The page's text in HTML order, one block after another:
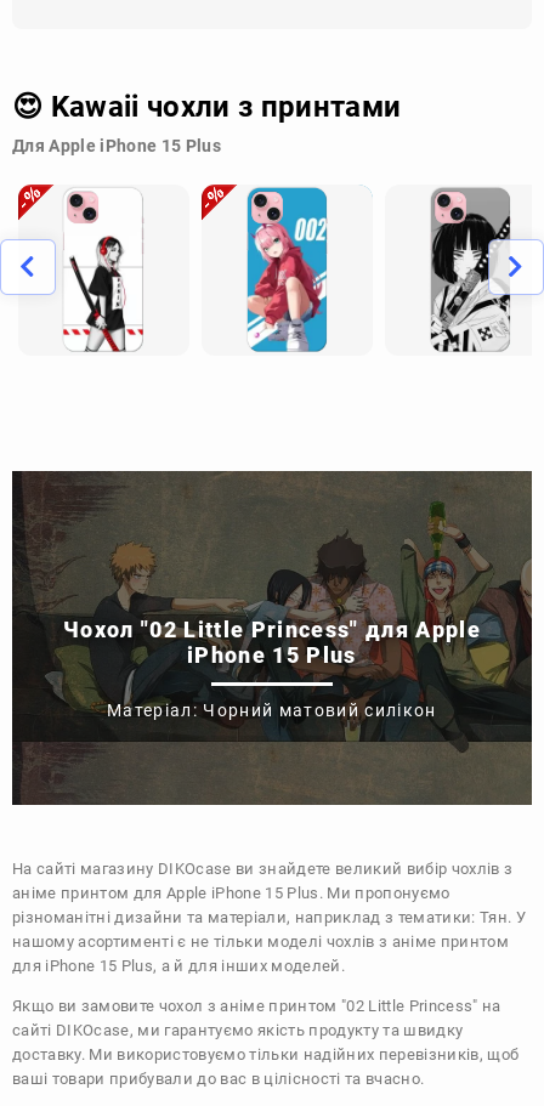
😍 Kawaii чохли з принтами
Для Apple iPhone 15 Plus
Чохол "02 Little Princess" для Apple
iPhone 15 Plus
Матеріал: Чорний матовий силікон
На сайті магазину DIKOcase ви знайдете великий вибір чохлів з
аніме принтом для Apple iPhone 15 Plus. Ми пропонуємо
різноманітні дизайни та матеріали, наприклад з тематики:Тян. У
нашому асортименті є не тільки моделі чохлів з аніме принтом
для iPhone 15 Plus, а й для інших моделей.
Якщо ви замовите чохол з аніме принтом "02 Little Princess" на
сайті DIKOcase, ми гарантуємо якість продукту та швидку
доставку. Ми використовуємо тільки надійних перевізників, щоб
ваші товари прибували до вас в цілісності та вчасно.